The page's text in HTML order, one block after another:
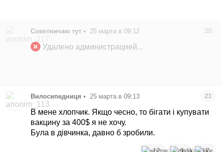
Советничаю тут • 25 марта в 09:12 20
Удалено администрацией...
Вилосипедниця • 25 марта в 09:13 21
В мене хлопчик. Якщо чесно, то бігати і купувати
вакцину за 400$ я не хочу.
Була в дівчинка, давно б зробили.